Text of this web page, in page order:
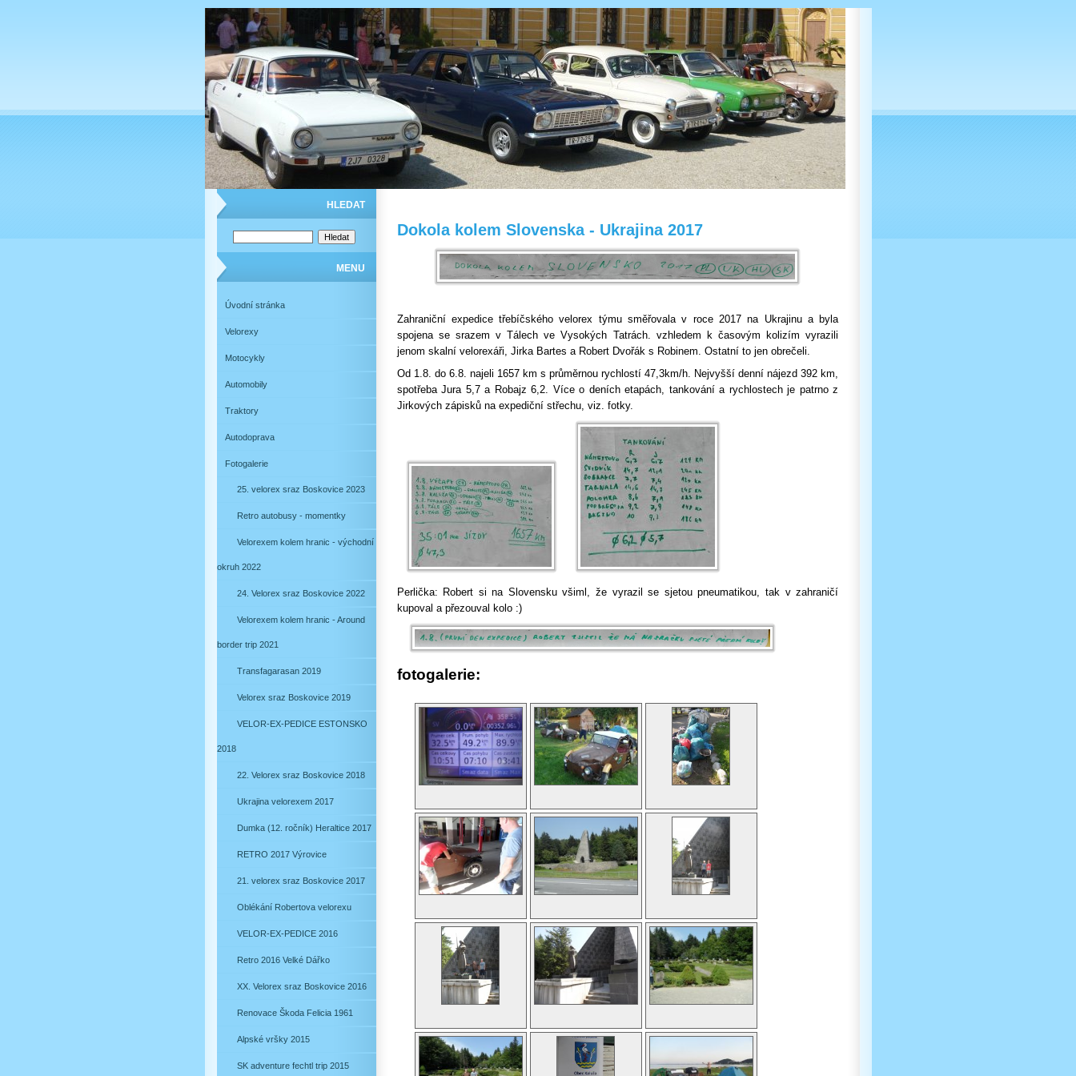
HLEDAT
MENU
Úvodní stránka
Velorexy
Motocykly
Automobily
Traktory
Autodoprava
Fotogalerie
25. velorex sraz Boskovice 2023
Retro autobusy - momentky
Velorexem kolem hranic - východní
okruh 2022
24. Velorex sraz Boskovice 2022
Velorexem kolem hranic - Around
border trip 2021
Transfagarasan 2019
Velorex sraz Boskovice 2019
VELOR-EX-PEDICE ESTONSKO
2018
22. Velorex sraz Boskovice 2018
Ukrajina velorexem 2017
Dumka (12. ročník) Heraltice 2017
RETRO 2017 Výrovice
21. velorex sraz Boskovice 2017
Oblékání Robertova velorexu
VELOR-EX-PEDICE 2016
Retro 2016 Velké Dářko
XX. Velorex sraz Boskovice 2016
Renovace Škoda Felicia 1961
Alpské vršky 2015
SK adventure fechtl trip 2015
Dokola kolem Slovenska - Ukrajina 2017
Zahraniční expedice třebíčského velorex týmu směřovala v roce 2017 na Ukrajinu a byla
spojena se srazem v Tálech ve Vysokých Tatrách. vzhledem k časovým kolizím vyrazili
jenom skalní velorexáři, Jirka Bartes a Robert Dvořák s Robinem. Ostatní to jen obrečeli.
Od 1.8. do 6.8. najeli 1657 km s průměrnou rychlostí 47,3km/h. Nejvyšší denní nájezd 392 km,
spotřeba Jura 5,7 a Robajz 6,2. Více o deních etapách, tankování a rychlostech je patrno z
Jirkových zápisků na expediční střechu, viz. fotky.
Perlička: Robert si na Slovensku všiml, že vyrazil se sjetou pneumatikou, tak v zahraničí
kupoval a přezouval kolo :)
fotogalerie: